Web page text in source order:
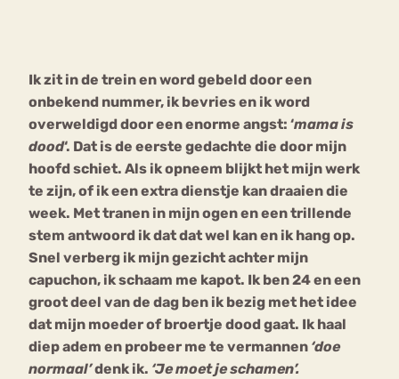
Ik zit in de trein en word gebeld door een
onbekend nummer, ik bevries en ik word
overweldigd door een enorme angst: ‘mama is
dood‘. Dat is de eerste gedachte die door mijn
hoofd schiet. Als ik opneem blijkt het mijn werk
te zijn, of ik een extra dienstje kan draaien die
week. Met tranen in mijn ogen en een trillende
stem antwoord ik dat dat wel kan en ik hang op.
Snel verberg ik mijn gezicht achter mijn
capuchon, ik schaam me kapot. Ik ben 24 en een
groot deel van de dag ben ik bezig met het idee
dat mijn moeder of broertje dood gaat. Ik haal
diep adem en probeer me te vermannen ‘doe
normaal’denk ik. ‘Je moet je schamen’.
Forum
mia
Nerv
osa
Eetstoornis Anorexia Nervosa
Eetbuien Piekeren Sport
Trauma
Orthorexia
Afvallen Angst